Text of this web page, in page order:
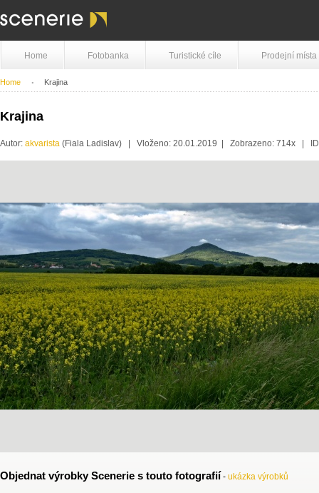
Home Fotobanka Turistické cíle Prodejní místa
Home Krajina
Krajina
Autor: akvarista (Fiala Ladislav) | Vloženo: 20.01.2019 | Zobrazeno: 714x |
Objednat výrobky Scenerie s touto fotografií - ukázka výrobků